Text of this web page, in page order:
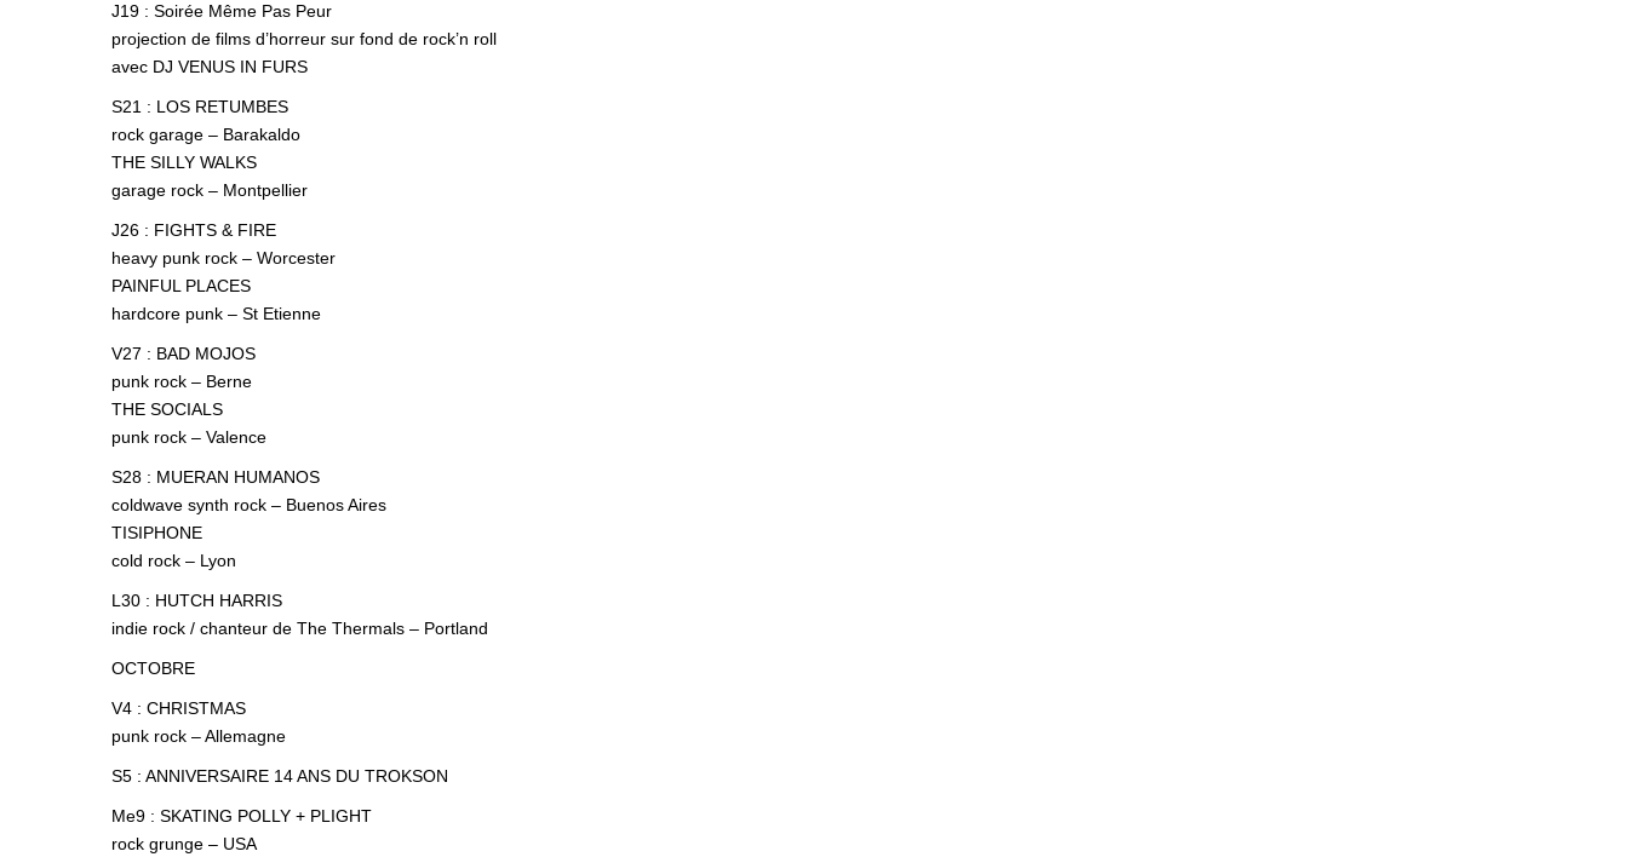
J19 : Soirée Même Pas Peur
projection de films d’horreur sur fond de rock’n roll
avec DJ VENUS IN FURS
S21 : LOS RETUMBES
rock garage – Barakaldo
THE SILLY WALKS
garage rock – Montpellier
J26 : FIGHTS & FIRE
heavy punk rock – Worcester
PAINFUL PLACES
hardcore punk – St Etienne
V27 : BAD MOJOS
punk rock – Berne
THE SOCIALS
punk rock – Valence
S28 : MUERAN HUMANOS
coldwave synth rock – Buenos Aires
TISIPHONE
cold rock – Lyon
L30 : HUTCH HARRIS
indie rock / chanteur de The Thermals – Portland
OCTOBRE
V4 : CHRISTMAS
punk rock – Allemagne
S5 : ANNIVERSAIRE 14 ANS DU TROKSON
Me9 : SKATING POLLY + PLIGHT
rock grunge – USA